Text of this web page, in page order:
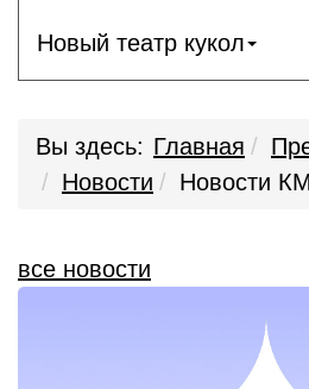
Новый театр кукол
Вы здесь: Главная
Новости
Новости
все новости